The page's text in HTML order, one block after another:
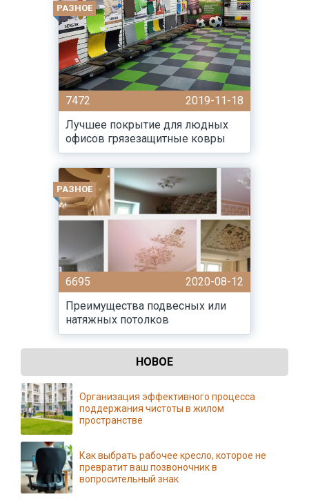
РАЗНОЕ
7472
2019-11-18
Лучшее покрытие для людных
офисов грязезащитные ковры
РАЗНОЕ
6695
2020-08-12
Преимущества подвесных или
натяжных потолков
НОВОЕ
Организация эффективного процесса
поддержания чистоты в жилом
пространстве
Как выбрать рабочее кресло, которое не
превратит ваш позвоночник в
вопросительный знак